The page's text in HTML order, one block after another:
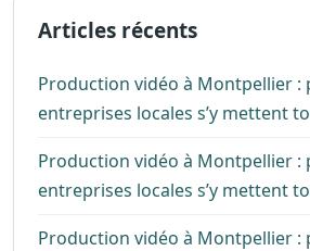
Articles récents
Production vidéo à Montpellier :
entreprises locales s’y mettent
Production vidéo à Montpellier :
entreprises locales s’y mettent
Production vidéo à Montpellier :